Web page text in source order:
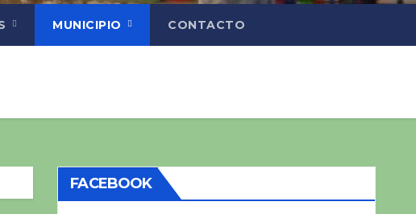
MUNICIPIO CONTACTO
FACEBOOK